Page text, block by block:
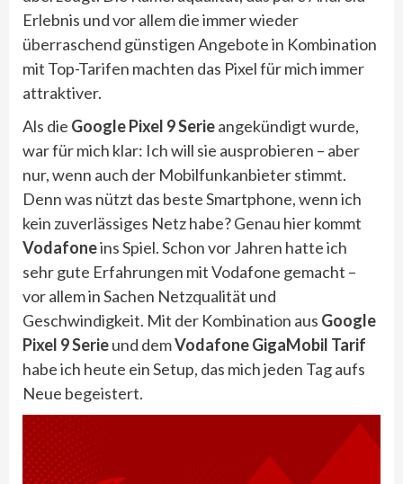
Erlebnis und vor allem die immer wieder
überraschend günstigen Angebote in Kombination
mit Top-Tarifen machten das Pixel für mich immer
attraktiver.
Als die Google Pixel 9 Serieangekündigt wurde,
war für mich klar: Ich will sie ausprobieren – aber
nur, wenn auch der Mobilfunkanbieter stimmt.
Denn was nützt das beste Smartphone, wenn ich
kein zuverlässiges Netz habe? Genau hier kommt
Vodafoneins Spiel. Schon vor Jahren hatte ich
sehr gute Erfahrungen mit Vodafone gemacht –
vor allem in Sachen Netzqualität und
Geschwindigkeit. Mit der Kombination aus Google
Pixel 9 Serieund demVodafone GigaMobil Tarif
habe ich heute ein Setup, das mich jeden Tag aufs
Neue begeistert.